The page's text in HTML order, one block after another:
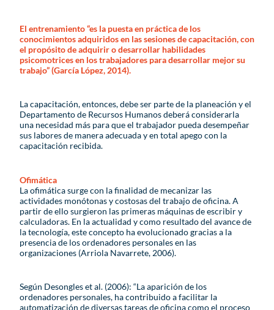
El entrenamiento “es la puesta en práctica de los
conocimientos adquiridos en las sesiones de capacitación, con
el propósito de adquirir o desarrollar habilidades
psicomotrices en los trabajadores para desarrollar mejor su
trabajo” (García López, 2014).
La capacitación, entonces, debe ser parte de la planeación y el
Departamento de Recursos Humanos deberá considerarla
una necesidad más para que el trabajador pueda desempeñar
sus labores de manera adecuada y en total apego con la
capacitación recibida.
Ofimática
La ofimática surge con la finalidad de mecanizar las
actividades monótonas y costosas del trabajo de oficina. A
partir de ello surgieron las primeras máquinas de escribir y
calculadoras. En la actualidad y como resultado del avance de
la tecnología, este concepto ha evolucionado gracias a la
presencia de los ordenadores personales en las
organizaciones (Arriola Navarrete, 2006).
Según Desongles et al. (2006): “La aparición de los
ordenadores personales, ha contribuido a facilitar la
automatización de diversas tareas de oficina como el proceso